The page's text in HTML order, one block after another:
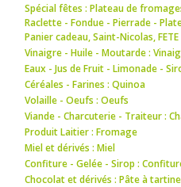
Spécial fêtes : Plateau de
Raclette - Fondue - Pierrade -
Panier cadeau,Saint-Nicolas,FETE
Vinaigre - Huile - Moutarde :
Eaux - Jus de Fruit - Limonade -
Céréales - Farines : Quinoa
Volaille - Oeufs : Oeufs
Viande - Charcuterie - Traiteur :
Produit Laitier : Fromage
Miel et dérivés : Miel
Confiture - Gelée - Sirop :
Chocolat et dérivés : Pâte à